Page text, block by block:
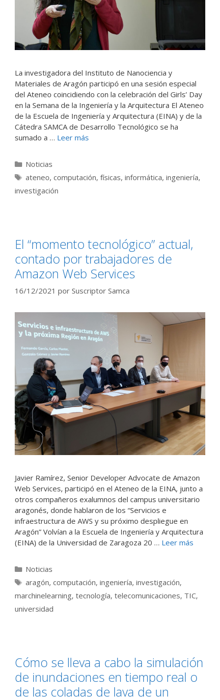
La investigadora del Instituto de Nanociencia y
Materiales de Aragón participó en una sesión especial
del Ateneo coincidiendo con la celebración del Girls’ Day
en la Semana de la Ingeniería y la Arquitectura El Ateneo
de la Escuela de Ingeniería y Arquitectura (EINA) y de la
Cátedra SAMCA de Desarrollo Tecnológico se ha
sumado a … Leer más
Categorías
Noticias
Etiquetas
ateneo, computación, físicas, informática, ingeniería,
investigación
El “momento tecnológico” actual,
contado por trabajadores de
Amazon Web Services
16/12/2021 por Suscriptor Samca
Javier Ramírez, Senior Developer Advocate de Amazon
Web Services, participó en el Ateneo de la EINA, junto a
otros compañeros exalumnos del campus universitario
aragonés, donde hablaron de los “Servicios e
infraestructura de AWS y su próximo despliegue en
Aragón” Volvían a la Escuela de Ingeniería y Arquitectura
(EINA) de la Universidad de Zaragoza 20 … Leer más
Categorías
Noticias
Etiquetas
aragón, computación, ingeniería, investigación,
marchinelearning, tecnología, telecomunicaciones, TIC,
universidad
Cómo se lleva a cabo la simulación
de inundaciones en tiempo real o
de las coladas de lava de un